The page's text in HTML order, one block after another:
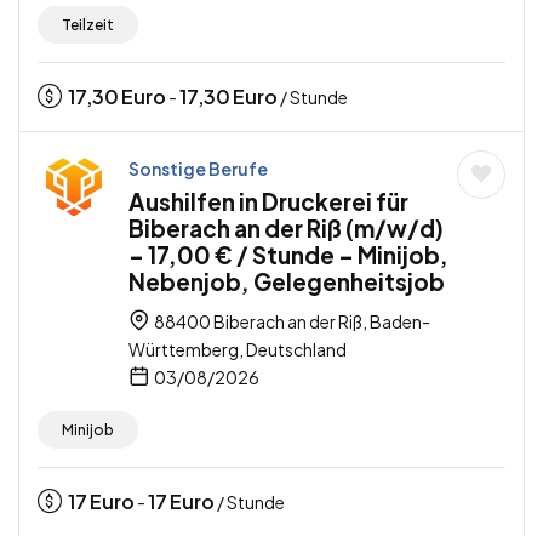
Teilzeit
17,30Euro -17,30Euro / Stunde
Sonstige Berufe
Aushilfen in Druckerei für
Biberach an der Riß (m/w/d)
– 17,00 € / Stunde – Minijob,
Nebenjob, Gelegenheitsjob
88400 Biberach an der Riß, Baden-
Württemberg, Deutschland
03/08/2026
Minijob
17Euro -17Euro / Stunde